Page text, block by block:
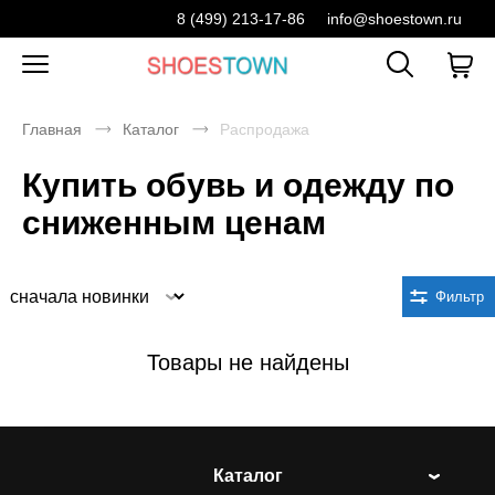
8 (499) 213-17-86 info@shoestown.ru
Главная Каталог Распродажа
Купить обувь и одежду по
сниженным ценам
Фильтр
Товары не найдены
Каталог